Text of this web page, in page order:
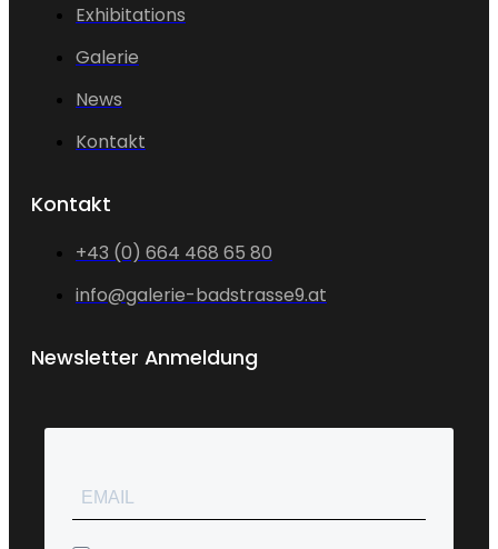
Exhibitations
Galerie
News
Kontakt
Kontakt
+43 (0) 664 468 65 80
info@galerie-badstrasse9.at
Newsletter Anmeldung